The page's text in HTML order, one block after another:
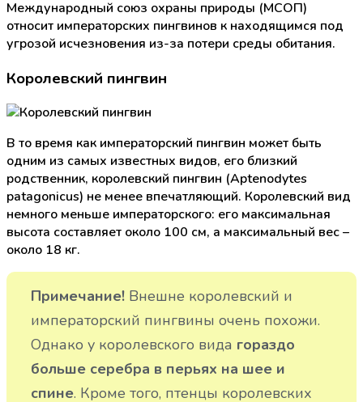
Международный союз охраны природы (МСОП)
относит императорских пингвинов к находящимся под
угрозой исчезновения из-за потери среды обитания.
Королевский пингвин
В то время как императорский пингвин может быть
одним из самых известных видов, его близкий
родственник, королевский пингвин (Aptenodytes
patagonicus) не менее впечатляющий. Королевский вид
немного меньше императорского: его максимальная
высота составляет около 100 см, а максимальный вес –
около 18 кг.
Примечание! Внешне королевский и
императорский пингвины очень похожи.
Однако у королевского вида гораздо
больше серебра в перьях на шее и
спине. Кроме того, птенцы королевских